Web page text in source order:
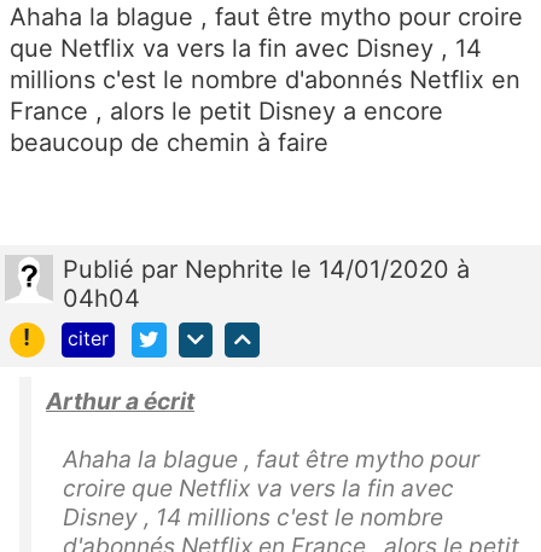
Ahaha la blague , faut être mytho pour croire
que Netflix va vers la fin avec Disney , 14
millions c'est le nombre d'abonnés Netflix en
France , alors le petit Disney a encore
beaucoup de chemin à faire
Publié par Nephrite le 14/01/2020 à
04h04
!
citer
Arthur a écrit
Ahaha la blague , faut être mytho pour
croire que Netflix va vers la fin avec
Disney , 14 millions c'est le nombre
d'abonnés Netflix en France , alors le petit